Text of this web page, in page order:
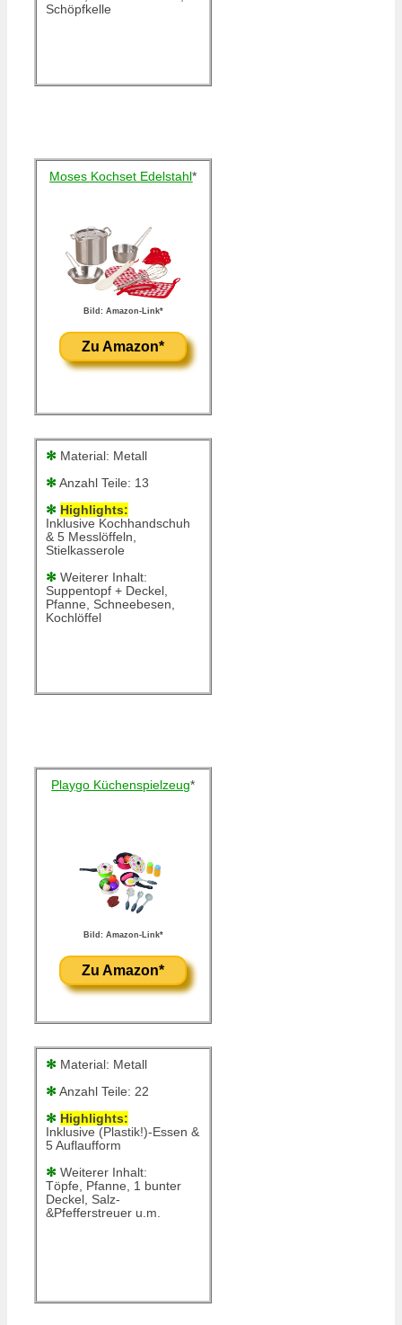
Schöpfkelle
Moses Kochset Edelstahl*
Bild: Amazon-Link*
Zu Amazon*
✻ Material: Metall
✻Anzahl Teile: 13
✻ Highlights:
Inklusive Kochhandschuh
& 5 Messlöffeln,
Stielkasserole
✻ Weiterer Inhalt:
Suppentopf + Deckel,
Pfanne, Schneebesen,
Kochlöffel
Playgo Küchenspielzeug*
Bild: Amazon-Link*
Zu Amazon*
✻ Material: Metall
✻Anzahl Teile: 22
✻ Highlights:
Inklusive (Plastik!)-Essen &
5 Auflaufform
✻ Weiterer Inhalt:
Töpfe, Pfanne, 1 bunter
Deckel, Salz-
&Pfefferstreuer u.m.